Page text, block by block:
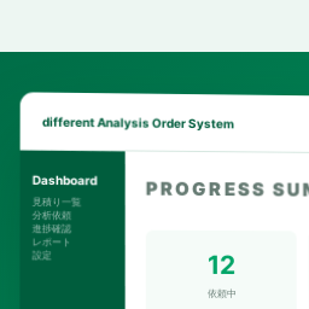
different Analysis Order System
Dashboard
見積り一覧
分析依頼
進捗確認
レポート
設定
PROGRESS
12
依頼中